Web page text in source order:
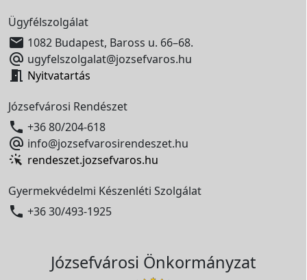
Ügyfélszolgálat
 1082 Budapest, Baross u. 66–68.
 ugyfelszolgalat@jozsefvaros.hu
 Nyitvatartás
Józsefvárosi Rendészet
 +36 80/204-618
 info@jozsefvarosirendeszet.hu
rendeszet.jozsefvaros.hu
Gyermekvédelmi Készenléti Szolgálat
 +36 30/493-1925
Józsefvárosi Önkormányzat